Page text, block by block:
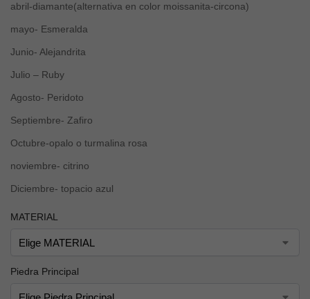
abril-diamante(alternativa en color moissanita-circona)
mayo- Esmeralda
Junio- Alejandrita
Julio – Ruby
Agosto- Peridoto
Septiembre- Zafiro
Octubre-opalo o turmalina rosa
noviembre- citrino
Diciembre- topacio azul
MATERIAL
Piedra Principal